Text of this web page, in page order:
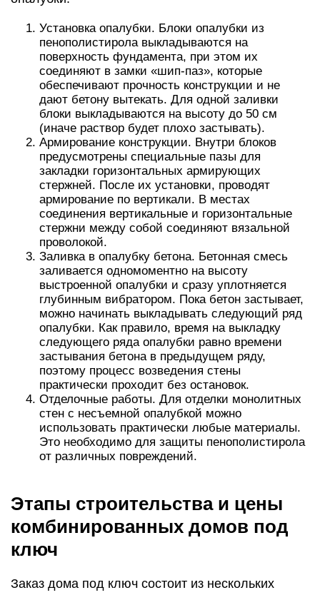
Установка опалубки. Блоки опалубки из
пенополистирола выкладываются на
поверхность фундамента, при этом их
соединяют в замки «шип-паз», которые
обеспечивают прочность конструкции и не
дают бетону вытекать. Для одной заливки
блоки выкладываются на высоту до 50 см
(иначе раствор будет плохо застывать).
Армирование конструкции. Внутри блоков
предусмотрены специальные пазы для
закладки горизонтальных армирующих
стержней. После их установки, проводят
армирование по вертикали. В местах
соединения вертикальные и горизонтальные
стержни между собой соединяют вязальной
проволокой.
Заливка в опалубку бетона. Бетонная смесь
заливается одномоментно на высоту
выстроенной опалубки и сразу уплотняется
глубинным вибратором. Пока бетон застывает,
можно начинать выкладывать следующий ряд
опалубки. Как правило, время на выкладку
следующего ряда опалубки равно времени
застывания бетона в предыдущем ряду,
поэтому процесс возведения стены
практически проходит без остановок.
Отделочные работы. Для отделки монолитных
стен с несъемной опалубкой можно
использовать практически любые материалы.
Это необходимо для защиты пенополистирола
от различных повреждений.
Этапы строительства и цены
комбинированных домов под
ключ
Заказ дома под ключ состоит из нескольких